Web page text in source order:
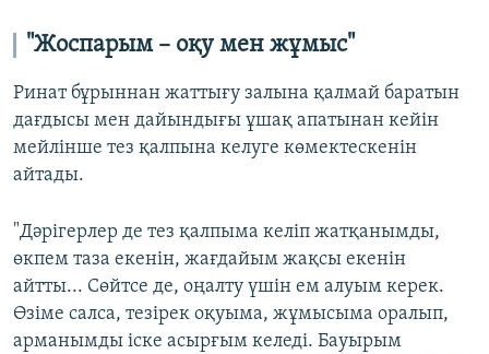
"Жоспарым – оқу мен жұмыс"
Ринат бұрыннан жаттығу залына қалмай баратын
дағдысы мен дайындығы ұшақ апатынан кейін
мейлінше тез қалпына келуге көмектескенін
айтады.
"Дәрігерлер де тез қалпыма келіп жатқанымды,
өкпем таза екенін, жағдайым жақсы екенін
айтты... Сөйтсе де, оңалту үшін ем алуым керек.
Өзіме салса, тезірек оқуыма, жұмысыма оралып,
арманымды іске асырғым келеді. Бауырым